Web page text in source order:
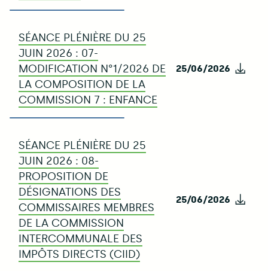
SÉANCE PLÉNIÈRE DU 25
JUIN 2026 : 07-
MODIFICATION N°1/2026 DE
LA COMPOSITION DE LA
COMMISSION 7 : ENFANCE
25/06/2026
SÉANCE PLÉNIÈRE DU 25
JUIN 2026 : 08-
PROPOSITION DE
DÉSIGNATIONS DES
COMMISSAIRES MEMBRES
DE LA COMMISSION
INTERCOMMUNALE DES
IMPÔTS DIRECTS (CIID)
25/06/2026